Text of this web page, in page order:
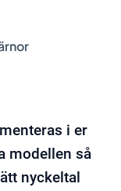
erbjuda en
för att
av
av data
i er
modellen så
nyckeltal